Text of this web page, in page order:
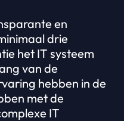
en
drie
het IT systeem
van de
hebben in de
met de
IT